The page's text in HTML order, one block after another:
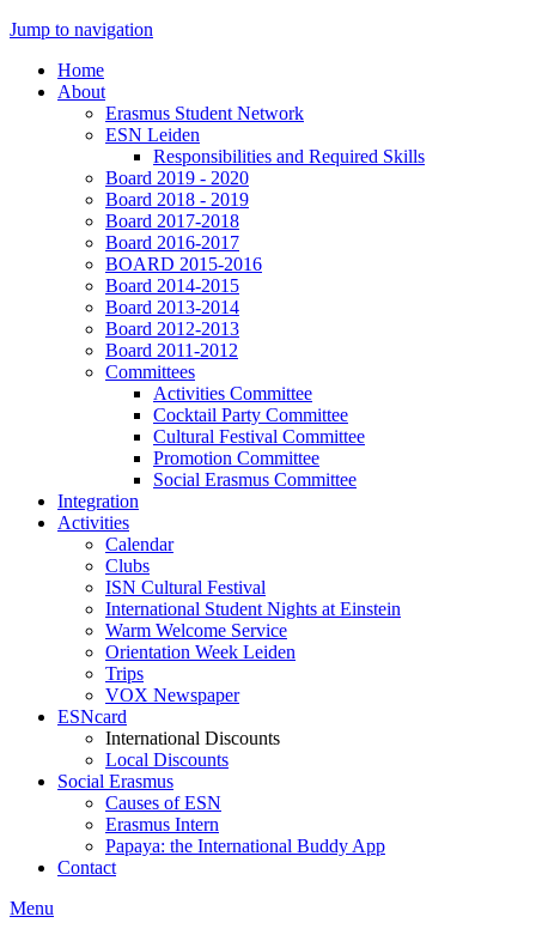
Jump to navigation
Home
About
Erasmus Student Network
ESN Leiden
Responsibilities and Required Skills
Board 2019 - 2020
Board 2018 - 2019
Board 2017-2018
Board 2016-2017
BOARD 2015-2016
Board 2014-2015
Board 2013-2014
Board 2012-2013
Board 2011-2012
Committees
Activities Committee
Cocktail Party Committee
Cultural Festival Committee
Promotion Committee
Social Erasmus Committee
Integration
Activities
Calendar
Clubs
ISN Cultural Festival
International Student Nights at Einstein
Warm Welcome Service
Orientation Week Leiden
Trips
VOX Newspaper
ESNcard
International Discounts
Local Discounts
Social Erasmus
Causes of ESN
Erasmus Intern
Papaya: the International Buddy App
Contact
Menu